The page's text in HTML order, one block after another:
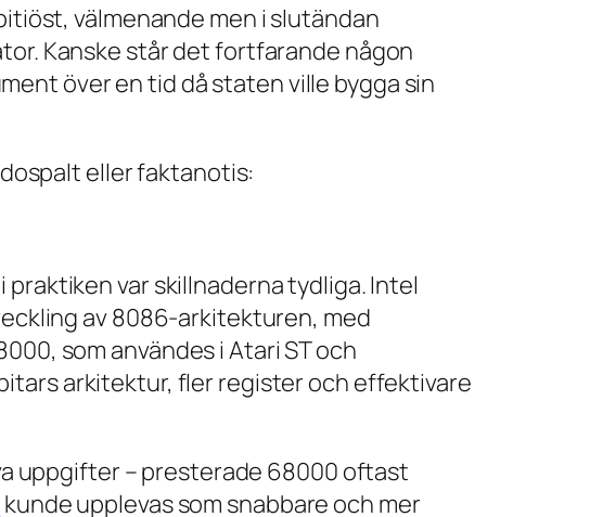
välmenande men i slutändan
Kanske står det fortfarande någon
över en tid då staten ville bygga sin
eller faktanotis:
var skillnaderna tydliga. Intel
av 8086-arkitekturen, med
som användes i Atari ST och
arkitektur, fler register och effektivare
uppgifter – presterade 68000 oftast
kunde upplevas som snabbare och mer